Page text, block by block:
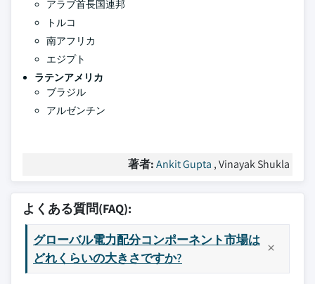
アラブ首長国連邦
トルコ
南アフリカ
エジプト
ラテンアメリカ
ブラジル
アルゼンチン
著者:Ankit Gupta , Vinayak Shukla
よくある質問(FAQ):
グローバル電力配分コンポーネント市場は
どれくらいの大きさですか?